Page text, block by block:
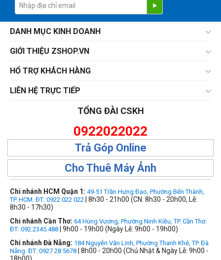
DANH MỤC KINH DOANH
GIỚI THIỆU ZSHOP.VN
HỔ TRỢ KHÁCH HÀNG
LIÊN HỆ TRỰC TIẾP
TỔNG ĐÀI CSKH
0922022022
Trả Góp Online
Cho Thuê Máy Ảnh
Chi nhánh HCM Quận 1: 49-51 Trần Hưng Đạo, Phường Bến Thành,
TP. HCM. ĐT: 0922 022 022 | 8h30 - 21h00 (CN: 8h30 - 20h00, Lễ:
8h30 - 17h30)
Chi nhánh Cần Thơ: 64 Hùng Vương, Phường Ninh Kiều, TP. Cần Thơ.
ĐT: 092.2345.488 | 9h00 - 19h00 (Ngày Lễ: 9h00 - 19h00)
Chi nhánh Đà Nẵng: 184 Nguyễn Văn Linh, Phường Thanh Khê, TP. Đà
Nẵng. ĐT: 0927 28 5678 | 8h00 - 20h00 (Chủ Nhật & Ngày Lễ: 9h00 -